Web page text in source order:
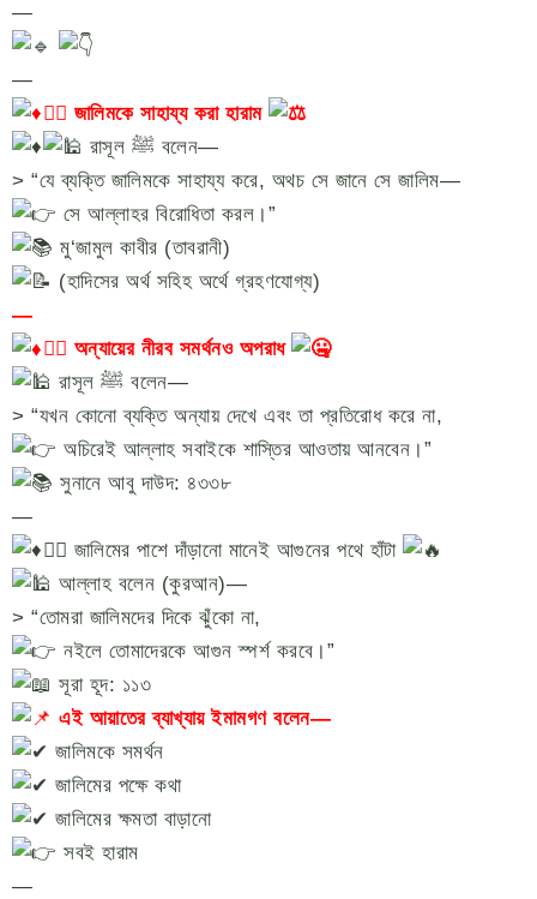
—
—
১️⃣ জালিমকে সাহায্য করা হারাম
রাসূল ﷺ বলেন—
> “যে ব্যক্তি জালিমকে সাহায্য করে, অথচ সে জানে সে জালিম—
সে আল্লাহর বিরোধিতা করল।”
মু‘জামুল কাবীর (তাবরানী)
(হাদিসের অর্থ সহিহ অর্থে গ্রহণযোগ্য)
—
২️⃣ অন্যায়ের নীরব সমর্থনও অপরাধ
রাসূল ﷺ বলেন—
> “যখন কোনো ব্যক্তি অন্যায় দেখে এবং তা প্রতিরোধ করে না,
অচিরেই আল্লাহ সবাইকে শাস্তির আওতায় আনবেন।”
সুনানে আবু দাউদ: ৪৩৩৮
—
৩️⃣ জালিমের পাশে দাঁড়ানো মানেই আগুনের পথে হাঁটা
আল্লাহ বলেন (কুরআন)—
> “তোমরা জালিমদের দিকে ঝুঁকো না,
নইলে তোমাদেরকে আগুন স্পর্শ করবে।”
সূরা হূদ: ১১৩
এই আয়াতের ব্যাখ্যায় ইমামগণ বলেন—
জালিমকে সমর্থন
জালিমের পক্ষে কথা
জালিমের ক্ষমতা বাড়ানো
সবই হারাম
—